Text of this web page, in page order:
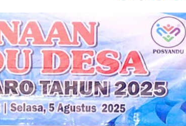
HADIRI
PEMBINAAN
POSYANDU
DESA